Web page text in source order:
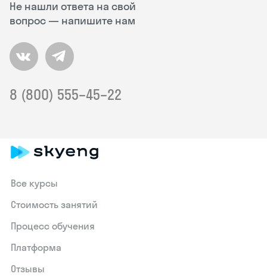
Не нашли ответа на свой
вопрос — напишите нам
8 (800) 555–45–22
Все курсы
Стоимость занятий
Процесс обучения
Платформа
Отзывы